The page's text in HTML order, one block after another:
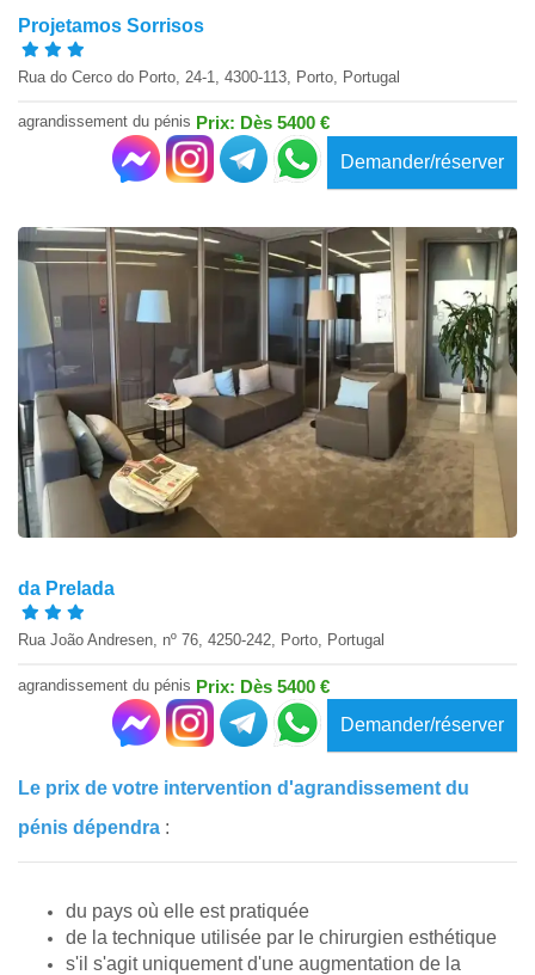
Projetamos Sorrisos
Rua do Cerco do Porto, 24-1, 4300-113, Porto, Portugal
agrandissement du pénis Prix: Dès 5400 €
Demander/réserver
da Prelada
Rua João Andresen, nº 76, 4250-242, Porto, Portugal
agrandissement du pénis Prix: Dès 5400 €
Demander/réserver
Le prix de votre intervention d'agrandissement du
pénis dépendra :
du pays où elle est pratiquée
de la technique utilisée par le chirurgien esthétique
s'il s'agit uniquement d'une augmentation de la